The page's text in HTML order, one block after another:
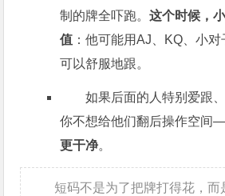
制的牌全吓跑。这个时候，
值 ：他可能用AJ、KQ、小
可以舒服地跟。
如果后面的人特别爱跟
你不想给他们翻后操作空
更干净。
短码不是为了把牌打得花，而